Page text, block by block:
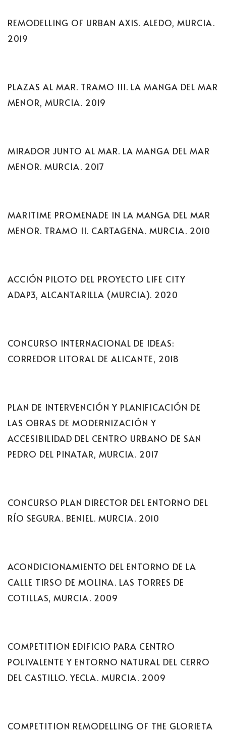
REMODELLING OF URBAN AXIS. ALEDO, MURCIA.
2019
PLAZAS AL MAR. TRAMO III. LA MANGA DEL MAR
MENOR, MURCIA. 2019
MIRADOR JUNTO AL MAR. LA MANGA DEL MAR
MENOR. MURCIA. 2017
MARITIME PROMENADE IN LA MANGA DEL MAR
MENOR. TRAMO II. CARTAGENA. MURCIA. 2010
ACCIÓN PILOTO DEL PROYECTO LIFE CITY
ADAP3, ALCANTARILLA (MURCIA). 2020
CONCURSO INTERNACIONAL DE IDEAS:
CORREDOR LITORAL DE ALICANTE, 2018
PLAN DE INTERVENCIÓN Y PLANIFICACIÓN DE
LAS OBRAS DE MODERNIZACIÓN Y
ACCESIBILIDAD DEL CENTRO URBANO DE SAN
PEDRO DEL PINATAR, MURCIA. 2017
CONCURSO PLAN DIRECTOR DEL ENTORNO DEL
RÍO SEGURA. BENIEL. MURCIA. 2010
ACONDICIONAMIENTO DEL ENTORNO DE LA
CALLE TIRSO DE MOLINA. LAS TORRES DE
COTILLAS, MURCIA. 2009
COMPETITION EDIFICIO PARA CENTRO
POLIVALENTE Y ENTORNO NATURAL DEL CERRO
DEL CASTILLO. YECLA. MURCIA. 2009
COMPETITION REMODELLING OF THE GLORIETA